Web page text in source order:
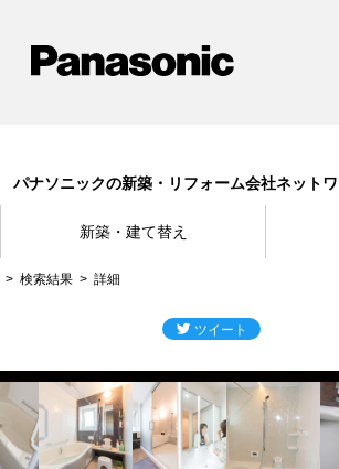
パナソニックの新築・リフォーム会社ネット
新築・建て替え
検索結果 詳細